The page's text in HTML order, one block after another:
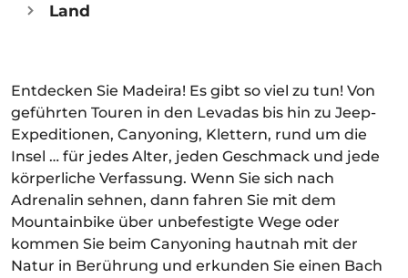
Land
Entdecken Sie Madeira! Es gibt so viel zu tun! Von
geführten Touren in den Levadas bis hin zu Jeep-
Expeditionen, Canyoning, Klettern, rund um die
Insel … für jedes Alter, jeden Geschmack und jede
körperliche Verfassung. Wenn Sie sich nach
Adrenalin sehnen, dann fahren Sie mit dem
Mountainbike über unbefestigte Wege oder
kommen Sie beim Canyoning hautnah mit der
Natur in Berührung und erkunden Sie einen Bach